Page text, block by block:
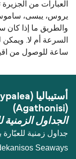
العبارات من
يروس، يبسى،
والطريق ما إذا كان
ساعة للوصول من
(Agathonisi)
الجداول الزمنية
جداول زمنية للعبّارة بين 03/08/2026 و9‏/
Seaways